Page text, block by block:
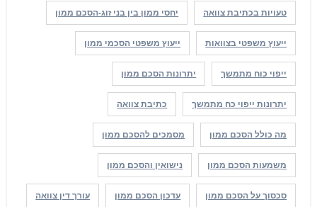
טעויות בכתיבת צוואה יחסי ממון בין בני זוג-הסכם ממון
ייעוץ משפטי בצוואות ייעוץ משפטי הסכמי ממון
ייפוי כוח מתמשך יתרונות הסכם ממון
יתרונות ייפוי כח מתמשך כתיבת צוואה
מה כולל הסכם ממון מסמכים להסכם ממון
משמעות הסכם ממון נישואין והסכם ממון
סכסוך על הסכם ממון עדכון הסכם ממון עורך דין צוואה